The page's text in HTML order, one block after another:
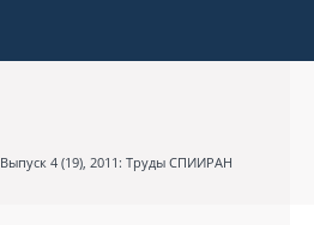
Выпуск 4 (19), 2011: Труды СПИИРАН